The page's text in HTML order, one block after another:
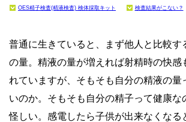
OES精子検査(精液検査) 検体採取キット 検査結果がこない？
普通に生きていると、まず他人と比較す
の量。精液の量が増えれば射精時の快感
れていますが、そもそも自分の精液の量
いのか。そもそも自分の精子って健康な
怪しい。感電したら子供が出来なくなる